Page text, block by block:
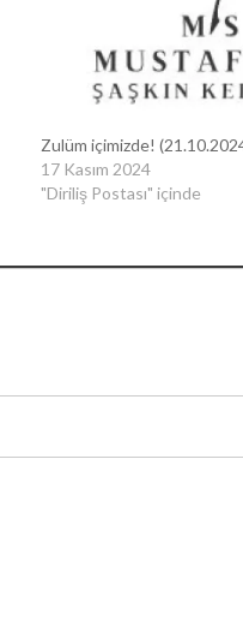
Zulüm içimizde!
17 Kasım 2024
"Diriliş Postası" içinde